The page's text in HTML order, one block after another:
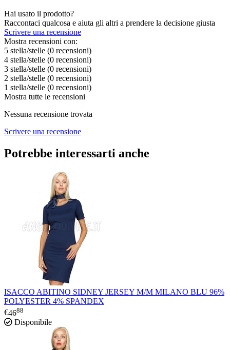
Hai usato il prodotto?
Raccontaci qualcosa e aiuta gli altri a prendere la decisione giusta
Scrivere una recensione
Mostra recensioni con:
5 stella/stelle (0 recensioni)
4 stella/stelle (0 recensioni)
3 stella/stelle (0 recensioni)
2 stella/stelle (0 recensioni)
1 stella/stelle (0 recensioni)
Mostra tutte le recensioni
Nessuna recensione trovata
Scrivere una recensione
Potrebbe interessarti anche
ISACCO ABITINO SIDNEY JERSEY M/M MILANO BLU 96%
POLYESTER 4% SPANDEX
€4688
Disponibile